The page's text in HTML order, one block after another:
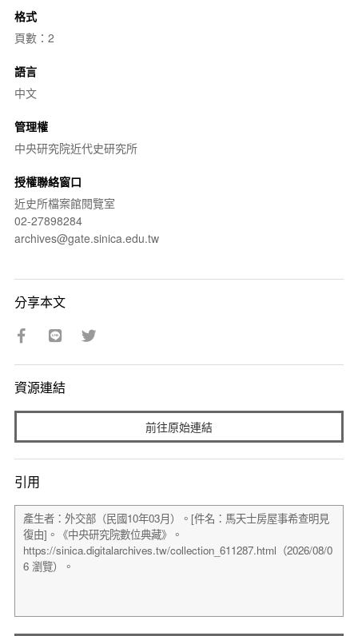
格式
頁數：2
語言
中文
管理權
中央研究院近代史研究所
授權聯絡窗口
近史所檔案館閱覽室
02-27898284
archives@gate.sinica.edu.tw
分享本文
資源連結
前往原始連結
引用